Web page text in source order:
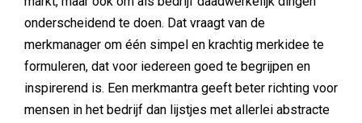
onderscheidend te doen. Dat vraagt van de
merkmanager om één simpel en krachtig merkidee te
formuleren, dat voor iedereen goed te begrijpen en
inspirerend is. Een merkmantra geeft beter richting voor
mensen in het bedrijf dan lijstjes met allerlei abstracte